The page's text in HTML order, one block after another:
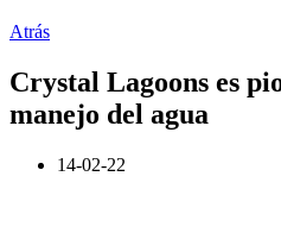
Atrás
Crystal Lagoons es
manejo del agua
14-02-22